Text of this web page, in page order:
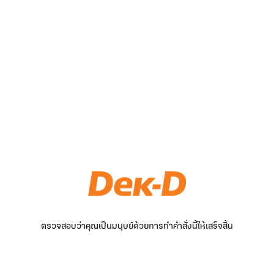
ตรวจสอบว่าคุณเป็นมนุษย์ด้วยการทำคำสั่งนี้ให้เสร็จสิ้น